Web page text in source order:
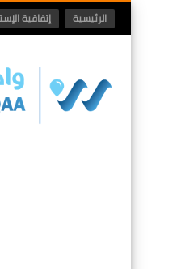
الرئيسية إتفاقية